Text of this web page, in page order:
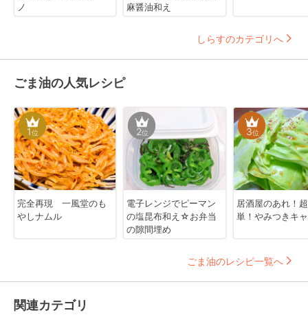
ノ
麻醤油和え
しらすのカテゴリへ
ごま油の人気レシピ
1位
完全再現 一風堂のも
やしナムル
2位
電子レンジでピーマン
の塩昆布和え☆お弁当
の隙間埋め
3位
居酒屋のあれ！
単！やみつきキ
ごま油のレシピ一覧へ
関連カテゴリ